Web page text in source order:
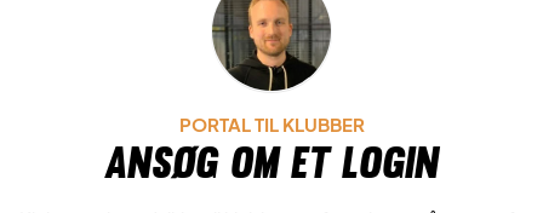
PORTAL TIL KLUBBER
Ansøg om et login